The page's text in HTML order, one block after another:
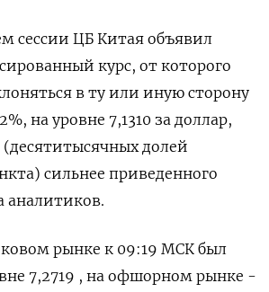
сессии ЦБ Китая объявил
курс, от которого
в ту или иную сторону
на уровне 7,1310 за доллар,
(десятитысячных долей
сильнее приведенного
аналитиков.
рынке к 09:19 МСК был
7,2719​ , на офшорном рынке -